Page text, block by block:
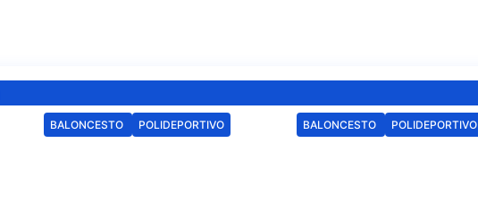
BALONCESTO POLIDEPORTIVO BALONCESTO POLIDEPORTIVO